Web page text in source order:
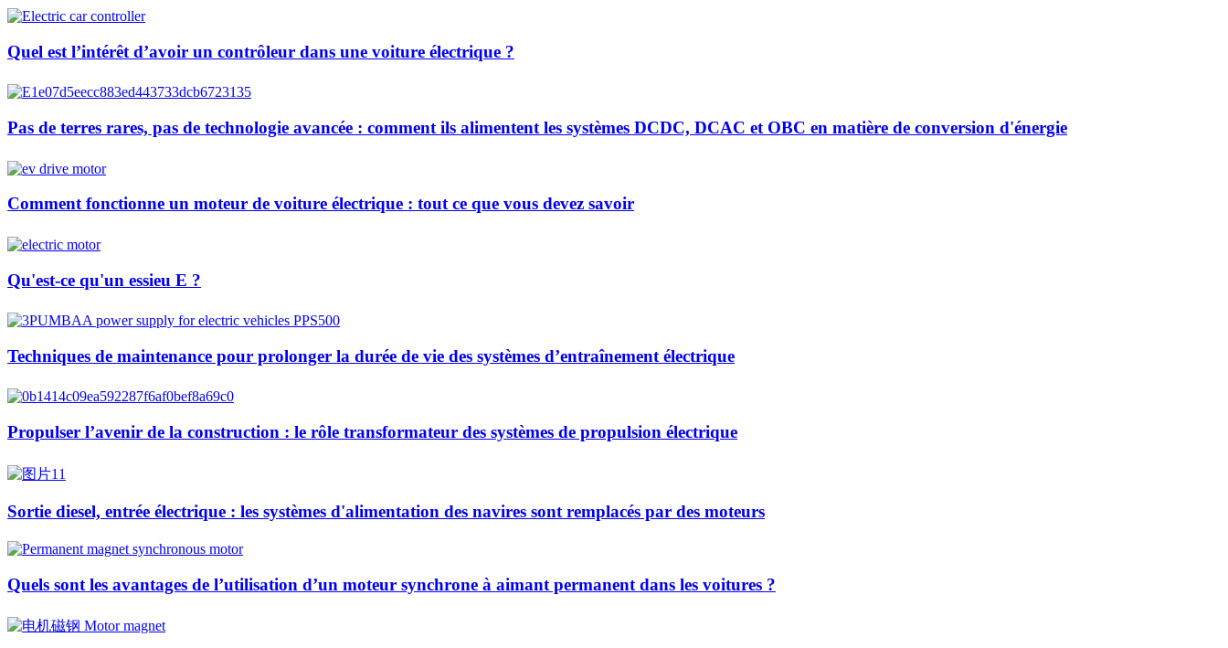
Quel est l’intérêt d’avoir un contrôleur dans une voiture électrique ?
Pas de terres rares, pas de technologie avancée : comment ils alimentent les systèmes DCDC, DCAC et OBC en matière de conversion d'énergie
Comment fonctionne un moteur de voiture électrique : tout ce que vous devez savoir
Qu'est-ce qu'un essieu E ?
Techniques de maintenance pour prolonger la durée de vie des systèmes d’entraînement électrique
Propulser l’avenir de la construction : le rôle transformateur des systèmes de propulsion électrique
Sortie diesel, entrée électrique : les systèmes d'alimentation des navires sont remplacés par des moteurs
Quels sont les avantages de l’utilisation d’un moteur synchrone à aimant permanent dans les voitures ?